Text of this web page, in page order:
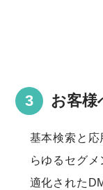
お客様
基本検索と
らゆるセグ
適化された